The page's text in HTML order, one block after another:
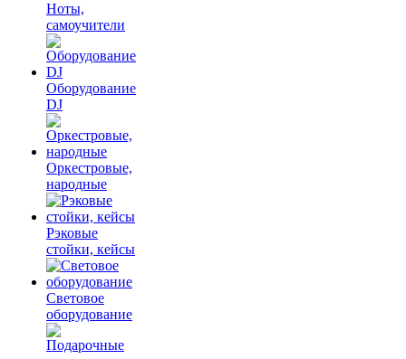
Ноты,
самоучители
Оборудование
DJ
Оркестровые,
народные
Рэковые
стойки, кейсы
Световое
оборудование